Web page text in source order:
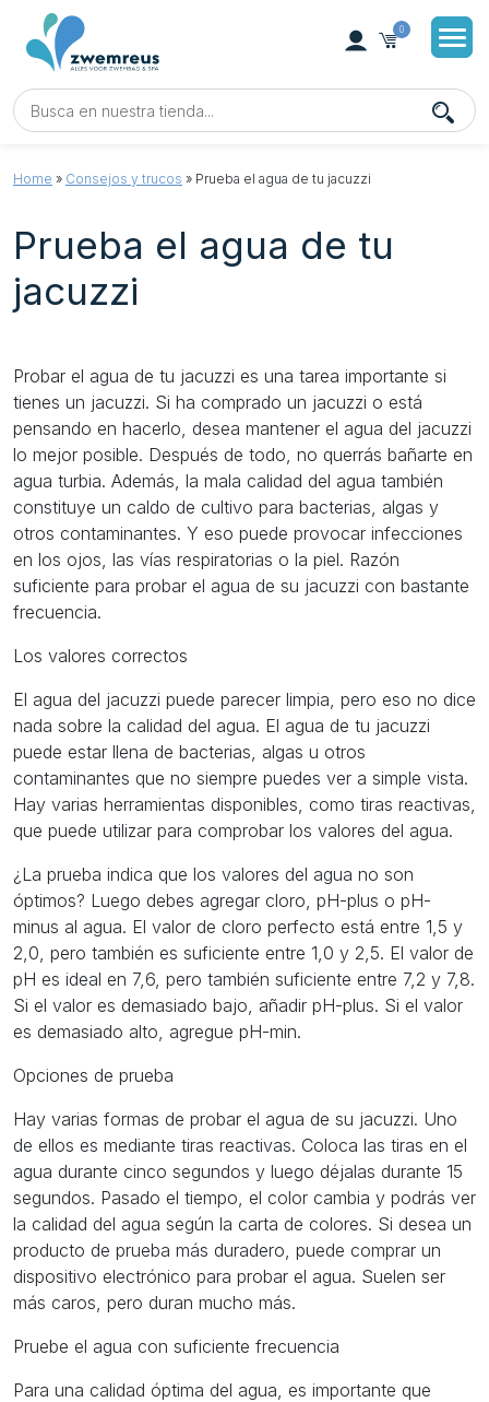
0
Home » Consejos y trucos » Prueba el agua de tu jacuzzi
Prueba el agua de tu
jacuzzi
Probar el agua de tu jacuzzi es una tarea importante si
tienes un jacuzzi. Si ha comprado un jacuzzi o está
pensando en hacerlo, desea mantener el agua del jacuzzi
lo mejor posible. Después de todo, no querrás bañarte en
agua turbia. Además, la mala calidad del agua también
constituye un caldo de cultivo para bacterias, algas y
otros contaminantes. Y eso puede provocar infecciones
en los ojos, las vías respiratorias o la piel. Razón
suficiente para probar el agua de su jacuzzi con bastante
frecuencia.
Los valores correctos
El agua del jacuzzi puede parecer limpia, pero eso no dice
nada sobre la calidad del agua. El agua de tu jacuzzi
puede estar llena de bacterias, algas u otros
contaminantes que no siempre puedes ver a simple vista.
Hay varias herramientas disponibles, como tiras reactivas,
que puede utilizar para comprobar los valores del agua.
¿La prueba indica que los valores del agua no son
óptimos? Luego debes agregar cloro, pH-plus o pH-
minus al agua. El valor de cloro perfecto está entre 1,5 y
2,0, pero también es suficiente entre 1,0 y 2,5. El valor de
pH es ideal en 7,6, pero también suficiente entre 7,2 y 7,8.
Si el valor es demasiado bajo, añadir pH-plus. Si el valor
es demasiado alto, agregue pH-min.
Opciones de prueba
Hay varias formas de probar el agua de su jacuzzi. Uno
de ellos es mediante tiras reactivas. Coloca las tiras en el
agua durante cinco segundos y luego déjalas durante 15
segundos. Pasado el tiempo, el color cambia y podrás ver
la calidad del agua según la carta de colores. Si desea un
producto de prueba más duradero, puede comprar un
dispositivo electrónico para probar el agua. Suelen ser
más caros, pero duran mucho más.
Pruebe el agua con suficiente frecuencia
Para una calidad óptima del agua, es importante que